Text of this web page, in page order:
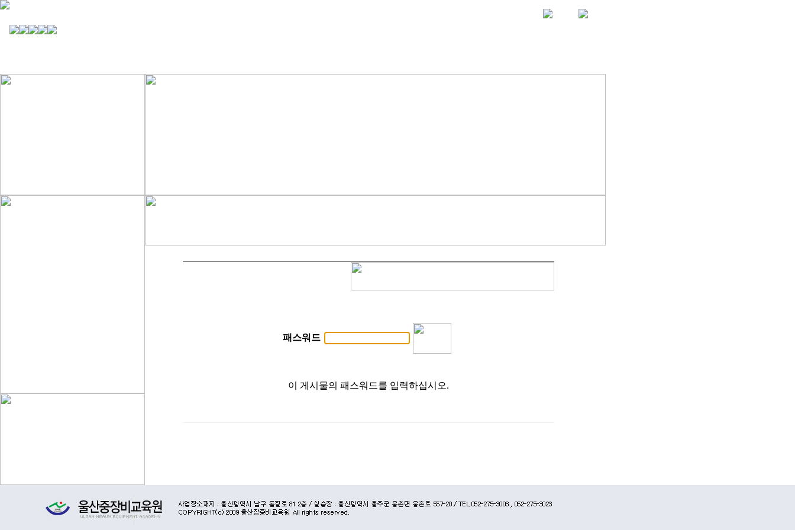
패스워드
이 게시물의 패스워드를 입력하십시오.